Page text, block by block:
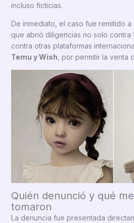
incluso ficticias.
De inmediato, el caso fue remitido a
que abrió diligencias no solo contra
contra otras plataformas
Temu y Wish , por permitir la venta
Quién denunció y qué
tomaron
La denuncia fue presentada